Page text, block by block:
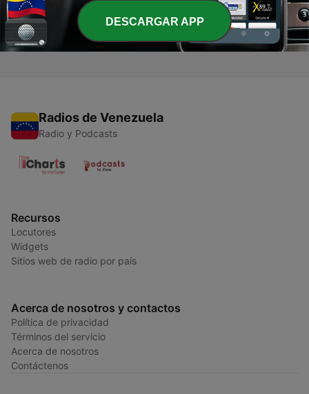
1 - Las Aventuras de Lita Queen
07 oct. 2020
Radios de Venezuela
Radio y Podcasts
Recursos
Locutores
Widgets
Sitios web de radio por país
Acerca de nosotros y contactos
Política de privacidad
Términos del servicio
Acerca de nosotros
Contáctenos
DESCARGAR APP